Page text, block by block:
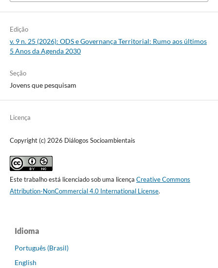
Edição
v. 9 n. 25 (2026): ODS e Governança Territorial: Rumo aos últimos
5 Anos da Agenda 2030
Seção
Jovens que pesquisam
Licença
Copyright (c) 2026 Diálogos Socioambientais
Este trabalho está licenciado sob uma licença Creative Commons
Attribution-NonCommercial 4.0 International License.
Idioma
Português (Brasil)
English